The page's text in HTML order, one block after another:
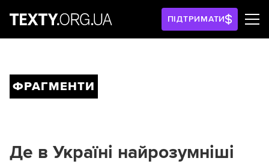
ПІДТРИМАТИ
ФРАГМЕНТИ
Де в Україні найрозумніші